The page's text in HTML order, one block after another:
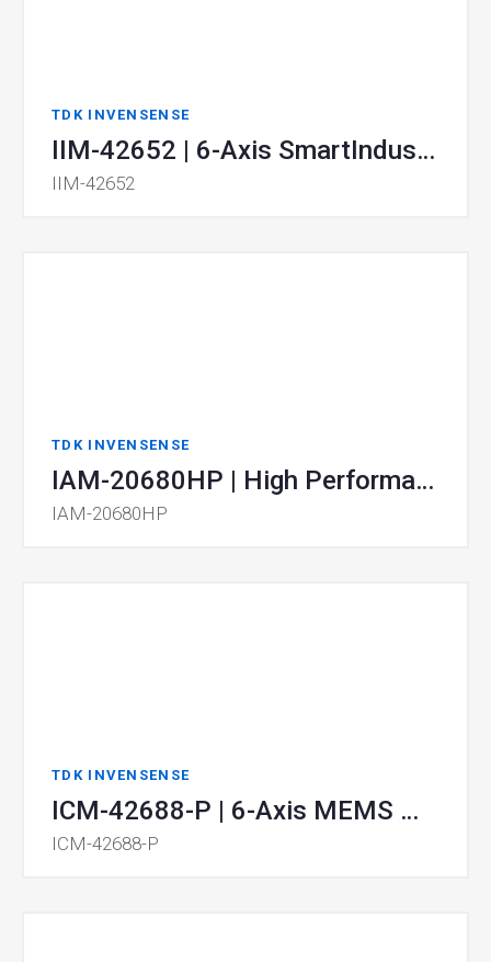
TDK INVENSENSE
IIM-42652 | 6-Axis SmartIndustrial™ MotionTracking device
IIM-42652
TDK INVENSENSE
IAM-20680HP | High Performance Automotive 6-Axis MotionTracking Device
IAM-20680HP
TDK INVENSENSE
ICM-42688-P | 6-Axis MEMS MotionTracking™ Device
ICM-42688-P